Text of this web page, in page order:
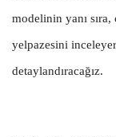
modelinin yanı
yelpazesini
detaylandıracağız.